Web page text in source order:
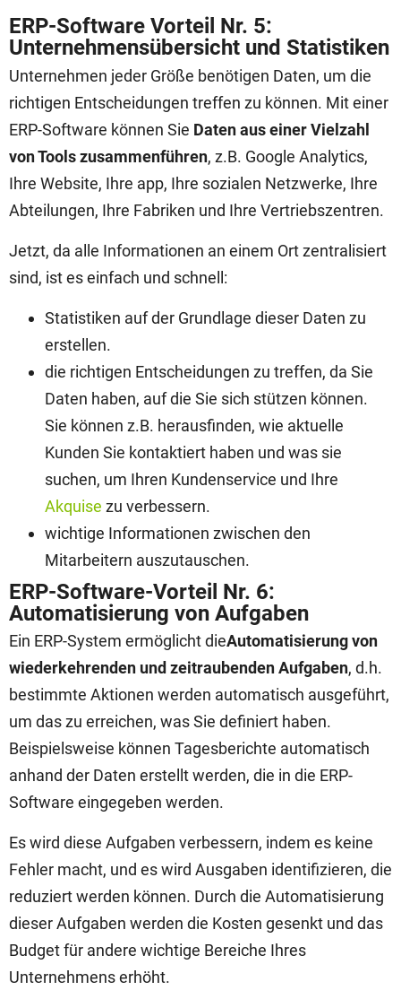
ERP-Software Vorteil Nr. 5:
Unternehmensübersicht und Statistiken
Unternehmen jeder Größe benötigen Daten, um die
richtigen Entscheidungen treffen zu können. Mit einer
ERP-Software können Sie Daten aus einer Vielzahl
von Tools zusammenführen, z.B. Google Analytics,
Ihre Website, Ihre app, Ihre sozialen Netzwerke, Ihre
Abteilungen, Ihre Fabriken und Ihre Vertriebszentren.
Jetzt, da alle Informationen an einem Ort zentralisiert
sind, ist es einfach und schnell:
Statistiken auf der Grundlage dieser Daten zu
erstellen.
die richtigen Entscheidungen zu treffen, da Sie
Daten haben, auf die Sie sich stützen können.
Sie können z.B. herausfinden, wie aktuelle
Kunden Sie kontaktiert haben und was sie
suchen, um Ihren Kundenservice und Ihre
Akquise zu verbessern.
wichtige Informationen zwischen den
Mitarbeitern auszutauschen.
ERP-Software-Vorteil Nr. 6:
Automatisierung von Aufgaben
Ein ERP-System ermöglicht dieAutomatisierung von
wiederkehrenden und zeitraubenden Aufgaben, d.h.
bestimmte Aktionen werden automatisch ausgeführt,
um das zu erreichen, was Sie definiert haben.
Beispielsweise können Tagesberichte automatisch
anhand der Daten erstellt werden, die in die ERP-
Software eingegeben werden.
Es wird diese Aufgaben verbessern, indem es keine
Fehler macht, und es wird Ausgaben identifizieren, die
reduziert werden können. Durch die Automatisierung
dieser Aufgaben werden die Kosten gesenkt und das
Budget für andere wichtige Bereiche Ihres
Unternehmens erhöht.